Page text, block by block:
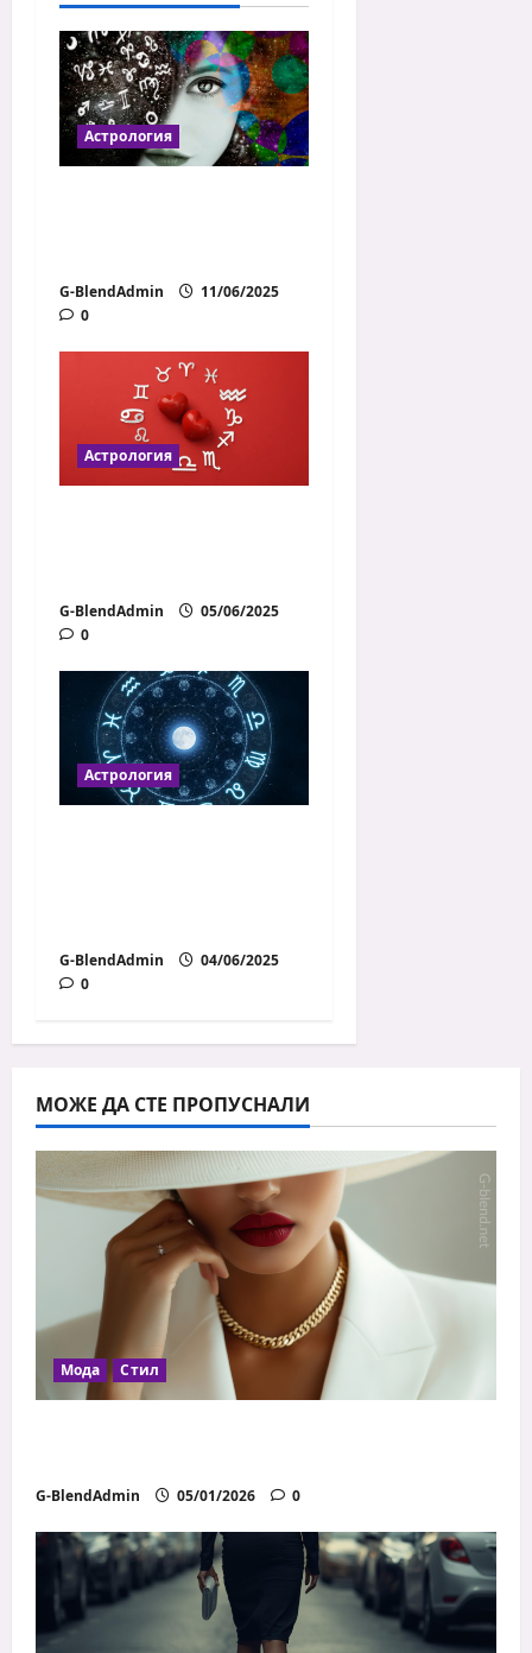
Астрология
G-BlendAdmin
11/06/2025
0
Астрология
G-BlendAdmin
05/06/2025
0
Астрология
G-BlendAdmin
04/06/2025
0
МОЖЕ ДА СТЕ ПРОПУСНАЛИ
Мода Стил
G-BlendAdmin 05/01/2026 0